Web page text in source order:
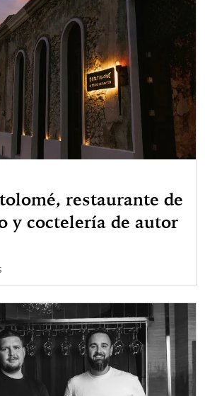
restaurante de
y coctelería de autor